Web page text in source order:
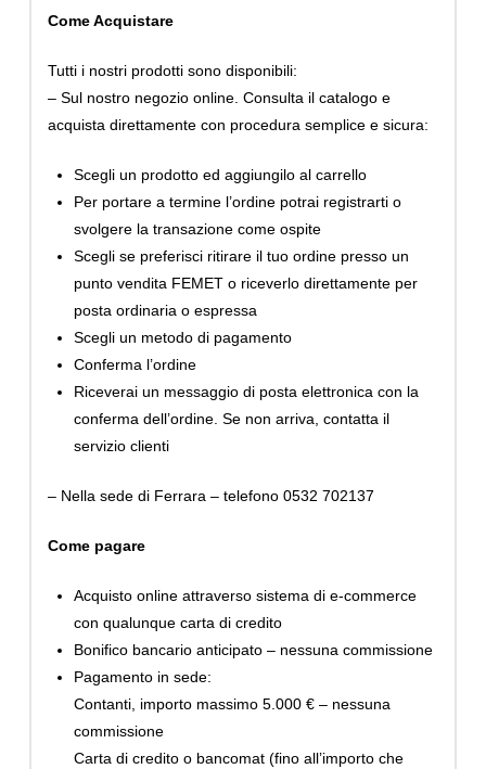
Come Acquistare
Tutti i nostri prodotti sono disponibili:
– Sul nostro negozio online. Consulta il catalogo e
acquista direttamente con procedura semplice e sicura:
Scegli un prodotto ed aggiungilo al carrello
Per portare a termine l’ordine potrai registrarti o
svolgere la transazione come ospite
Scegli se preferisci ritirare il tuo ordine presso un
punto vendita FEMET o riceverlo direttamente per
posta ordinaria o espressa
Scegli un metodo di pagamento
Conferma l’ordine
Riceverai un messaggio di posta elettronica con la
conferma dell’ordine. Se non arriva, contatta il
servizio clienti
– Nella sede di Ferrara – telefono 0532 702137
Come pagare
Acquisto online attraverso sistema di e-commerce
con qualunque carta di credito
Bonifico bancario anticipato – nessuna commissione
Pagamento in sede:
Contanti, importo massimo 5.000 € – nessuna
commissione
Carta di credito o bancomat (fino all’importo che